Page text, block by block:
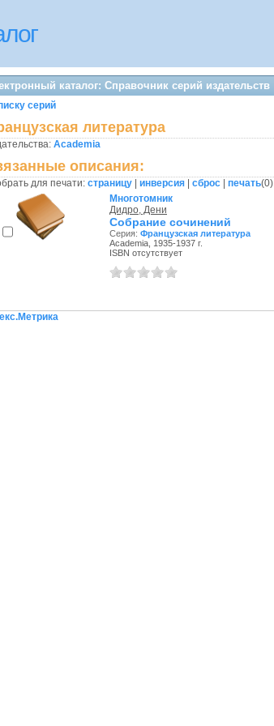
каталог: Справочник серий издательств
серий
литература
Academia
описания:
для печати: страницу инверсия сброс печать(0)
Многотомник
Дидро, Дени
Собрание сочинений
Серия: Французская литература
Academia, 1935-1937 г.
ISBN отсутствует